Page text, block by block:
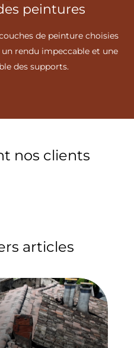
peintures
de peinture choisies
rendu impeccable et une
des supports.
nos clients
articles